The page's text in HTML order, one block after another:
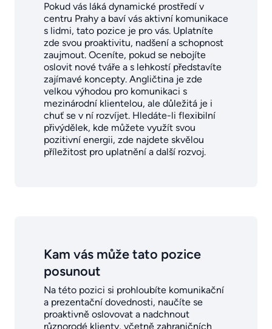
Pokud vás láká dynamické prostředí v
centru Prahy a baví vás aktivní komunikace
s lidmi, tato pozice je pro vás. Uplatníte
zde svou proaktivitu, nadšení a schopnost
zaujmout. Oceníte, pokud se nebojíte
oslovit nové tváře a s lehkostí představíte
zajímavé koncepty. Angličtina je zde
velkou výhodou pro komunikaci s
mezinárodní klientelou, ale důležitá je i
chuť se v ní rozvíjet. Hledáte-li flexibilní
přivýdělek, kde můžete využít svou
pozitivní energii, zde najdete skvělou
příležitost pro uplatnění a další rozvoj.
Kam vás může tato pozice
posunout
Na této pozici si prohloubíte komunikační
a prezentační dovednosti, naučíte se
proaktivně oslovovat a nadchnout
různorodé klienty, včetně zahraničních